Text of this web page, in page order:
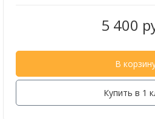
5 400
В
Купить в 1